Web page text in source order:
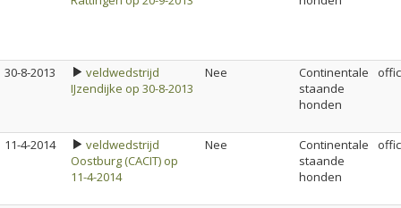
30-8-2013
veldwedstrijd
IJzendijke op 30-8-2013
Nee
Continentale
staande
honden
11-4-2014
veldwedstrijd
Oostburg (CACIT) op
11-4-2014
Nee
Continentale
staande
honden